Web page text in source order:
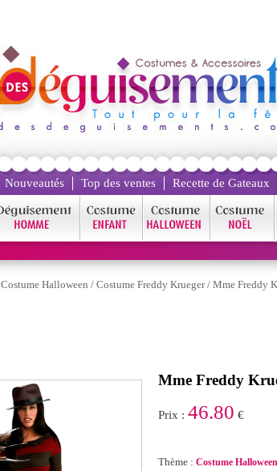
Nouveautés Top des ventes Recette de Gateaux
Costume Halloween / Costume Freddy Krueger/ Mme Freddy
Mme Freddy
Prix : 46.80 €
Thème : Costume Halloween